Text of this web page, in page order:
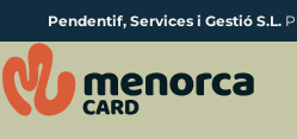
Pendentif, Services i Gestió S.L.